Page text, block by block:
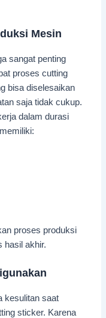
Mesin
sangat penting
proses cutting
bisa diselesaikan
saja tidak cukup.
dalam durasi
proses produksi
hasil akhir.
kesulitan saat
sticker. Karena